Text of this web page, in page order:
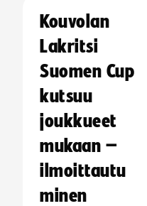
Kouvolan
Lakritsi
Suomen Cup
kutsuu
joukkueet
mukaan –
ilmoittautu
minen